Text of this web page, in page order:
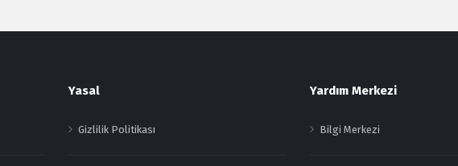
Yasal
Gizlilik Politikası
Yardım Merkezi
Bilgi Merkezi